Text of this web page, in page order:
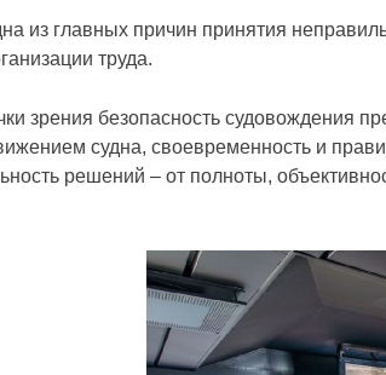
из главных причин принятия
труда.
зрения безопасность судовождения
судна, своевременность и
решений – от полноты,